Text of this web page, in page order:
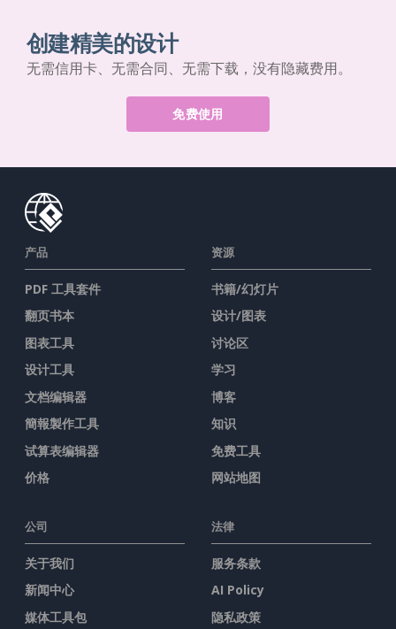
创建精美的设计
无需信用卡、无需合同、无需下载，没有隐藏费用。
免费使用
产品
PDF 工具套件
翻页书本
图表工具
设计工具
文档编辑器
簡報製作工具
试算表编辑器
价格
资源
书籍/幻灯片
设计/图表
讨论区
学习
博客
知识
免费工具
网站地图
公司
关于我们
新闻中心
媒体工具包
法律
服务条款
AI Policy
隐私政策